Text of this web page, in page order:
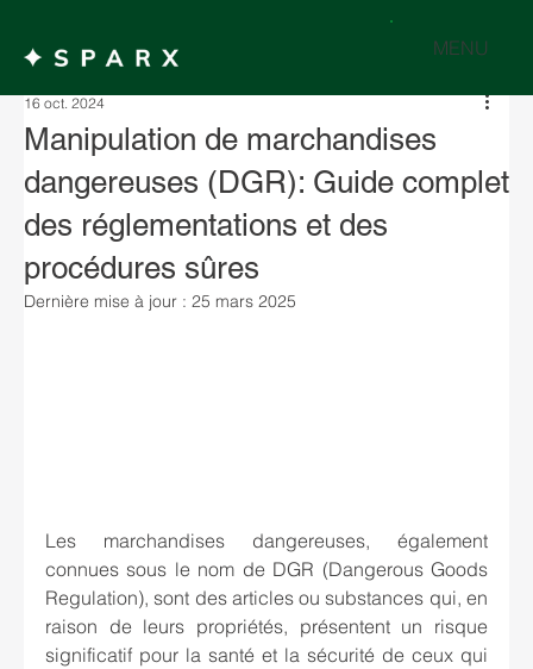
MENU
Manipulation de marchandises
dangereuses (DGR): Guide complet
des réglementations et des
procédures sûres
16 oct. 2024
Dernière mise à jour : 25 mars 2025
Les marchandises dangereuses, également
connues sous le nom de DGR (Dangerous Goods
Regulation), sont des articles ou substances qui, en
raison de leurs propriétés, présentent un risque
significatif pour la santé et la sécurité de ceux qui